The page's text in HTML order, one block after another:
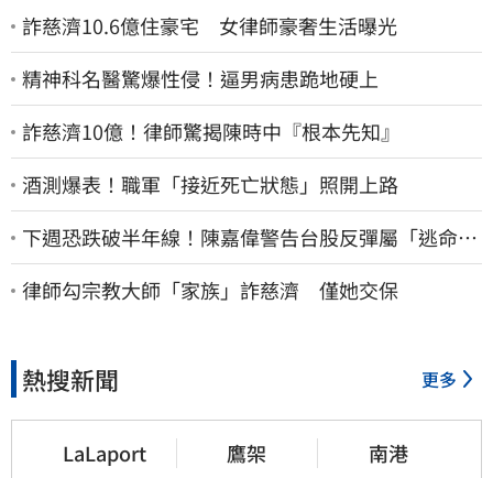
詐慈濟10.6億住豪宅 女律師豪奢生活曝光
精神科名醫驚爆性侵！逼男病患跪地硬上
詐慈濟10億！律師驚揭陳時中『根本先知』
酒測爆表！職軍「接近死亡狀態」照開上路
下週恐跌破半年線！陳嘉偉警告台股反彈屬「逃命
波」：空頭大屠殺剛開始
律師勾宗教大師「家族」詐慈濟 僅她交保
熱搜新聞 更多
LaLaport 鷹架 南港